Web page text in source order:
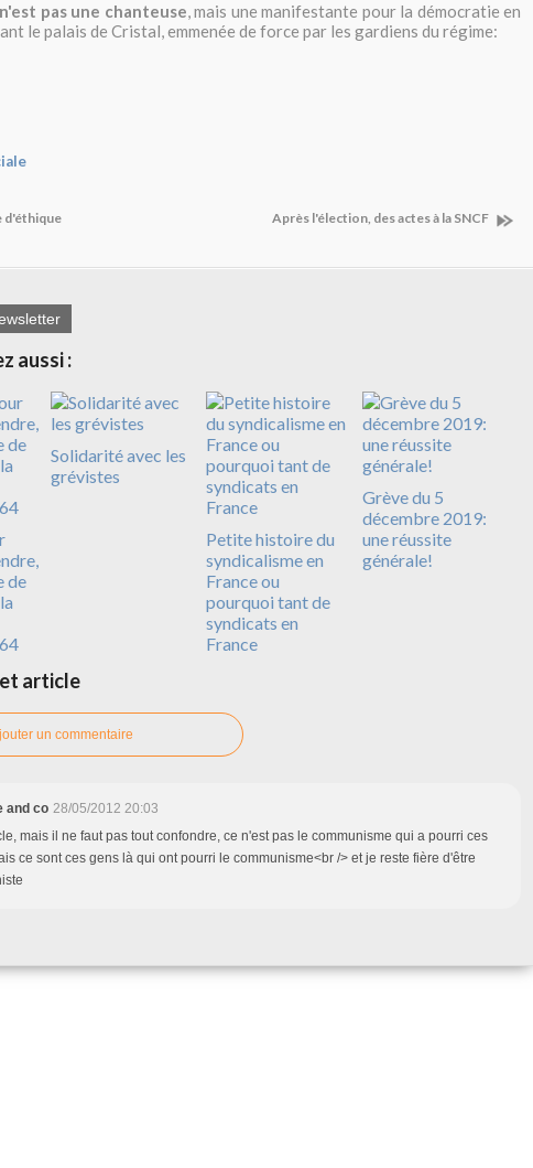
pas une chanteuse, mais une manifestante pour la démocratie en
le palais de Cristal, emmenée de force par les gardiens du régime:
d'éthique Après l'élection, des actes à la SNCF
aussi :
de
Solidarité avec les
grévistes
Petite histoire du
syndicalisme en
France ou
pourquoi tant de
syndicats en
France
Grève du 5
décembre 2019:
une réussite
générale!
article
un commentaire
and co 28/05/2012 20:03
mais il ne faut pas tout confondre, ce n'est pas le communisme qui a pourri ces
ce sont ces gens là qui ont pourri le communisme<br /> et je reste fière d'être